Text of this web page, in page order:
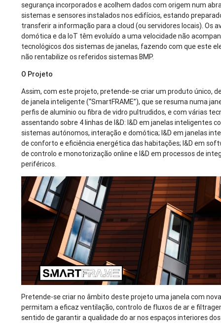
segurança incorporados e acolhem dados com origem num
sistemas e sensores instalados nos edifícios, estando
transferir a informação para a cloud (ou servidores locais). Os
domótica e da IoT têm evoluído a uma velocidade não
tecnológicos dos sistemas de janelas, fazendo com que este
não rentabilize os referidos sistemas BMP.
O Projeto
Assim, com este projeto, pretende-se criar um produto único,
de janela inteligente (“SmartFRAME”), que se resuma numa
perfis de alumínio ou fibra de vidro pultrudidos, e com várias
assentando sobre 4 linhas de I&D: I&D em janelas inteligentes
sistemas autónomos, interação e domótica; I&D em janelas
de conforto e eficiência energética das habitações; I&D em
de controlo e monotorização online e I&D em processos de
periféricos.
Pretende-se criar no âmbito deste projeto uma janela com
permitam a eficaz ventilação, controlo de fluxos de ar e
sentido de garantir a qualidade do ar nos espaços interiores